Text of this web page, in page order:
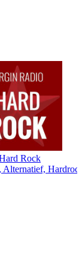
Rock
Alternatief,